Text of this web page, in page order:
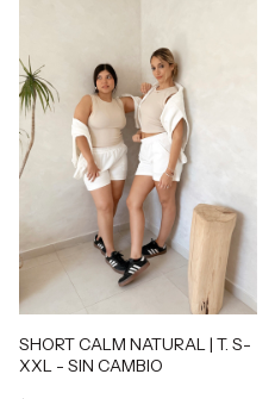
SHORT CALM NATURAL | T. S-
XXL - SIN CAMBIO